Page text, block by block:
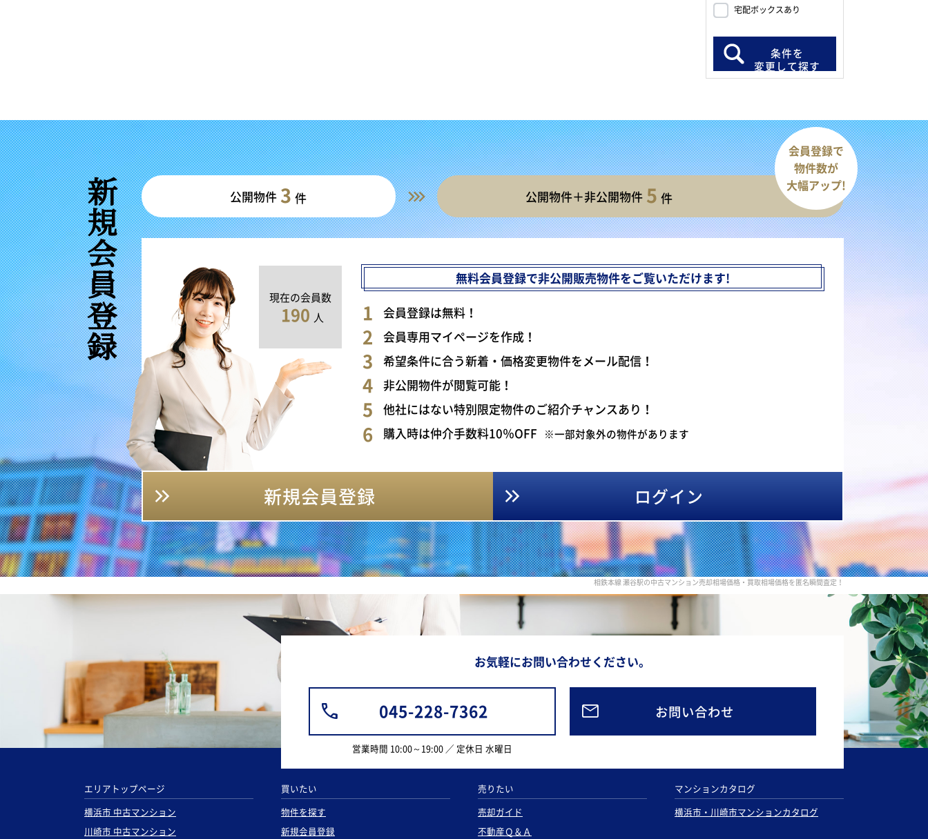
宅配ボックスあり
条件を
変更して探す
新規会員登録 公開物件 3 件 公開物件＋非公開物件 5 件
会員登録で
物件数が
大幅アップ!
現在の会員数
190 人
無料会員登録で非公開販売物件をご覧いただけます!
会員登録は無料！
会員専用マイページを作成！
希望条件に合う新着・価格変更物件をメール配信！
非公開物件が閲覧可能！
他社にはない特別限定物件のご紹介チャンスあり！
購入時は仲介手数料10％OFF ※一部対象外の物件があります
新規会員登録 ログイン
相鉄本線 瀬谷駅の中古マンション売却相場価格・買取相場価格を匿名瞬間査定！
お気軽にお問い合わせください。
045-228-7362
営業時間 10:00～19:00 ／ 定休日 水曜日
お問い合わせ
エリアトップページ
横浜市 中古マンション
川崎市 中古マンション
買いたい
物件を探す
新規会員登録
売りたい
売却ガイド
不動産Ｑ＆Ａ
マンションカタログ
横浜市・川崎市マンションカタログ